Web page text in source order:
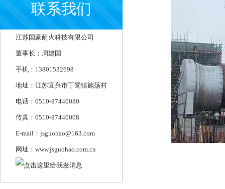
联系我们
江苏国豪耐火科技有限公司
董事长：周建国
手机：13801532698
地址：江苏宜兴市丁蜀镇施荡村
电话：0510-87440080
传真：0510-87440008
E-mail：jsguohao@163.com
网址：www.jsguohao.com.cn